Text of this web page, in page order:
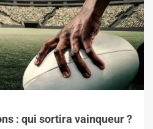
: qui sortira vainqueur ?